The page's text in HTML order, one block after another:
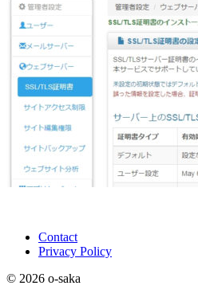
Contact
Privacy Policy
© 2026 o-saka